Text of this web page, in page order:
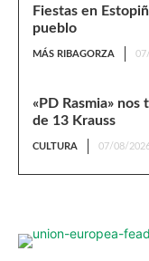
Fiestas en
pueblo
MÁS RIBAGORZA
«PD Rasmia» nos
de 13 Krauss
CULTURA 07/08/